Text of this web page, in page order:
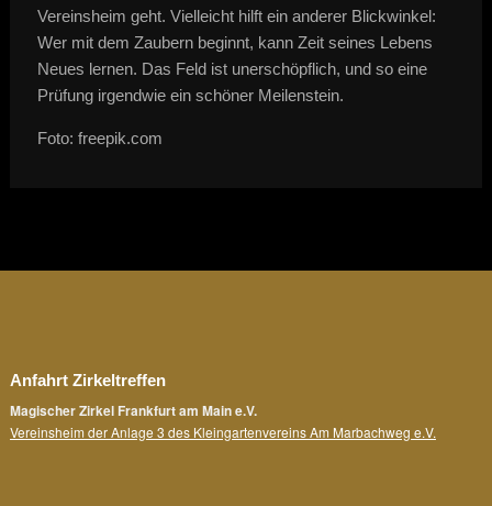
Vereinsheim geht. Vielleicht hilft ein anderer Blickwinkel:
Wer mit dem Zaubern beginnt, kann Zeit seines Lebens
Neues lernen. Das Feld ist unerschöpflich, und so eine
Prüfung irgendwie ein schöner Meilenstein.
Foto: freepik.com
Anfahrt Zirkeltreffen
Magischer Zirkel Frankfurt am Main e.V.
Vereinsheim der Anlage 3 des Kleingartenvereins Am Marbachweg e.V.